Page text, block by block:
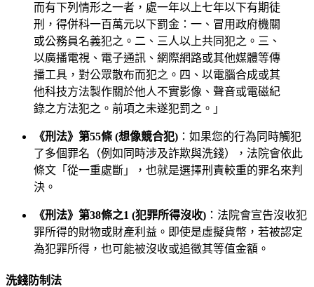
而有下列情形之一者，處一年以上七年以下有期徒
刑，得併科一百萬元以下罰金：一、冒用政府機關
或公務員名義犯之。二、三人以上共同犯之。三、
以廣播電視、電子通訊、網際網路或其他媒體等傳
播工具，對公眾散布而犯之。四、以電腦合成或其
他科技方法製作關於他人不實影像、聲音或電磁紀
錄之方法犯之。前項之未遂犯罰之。」
《刑法》第55條 (想像競合犯) ：如果您的行為同時觸犯
了多個罪名（例如同時涉及詐欺與洗錢），法院會依此
條文「從一重處斷」，也就是選擇刑責較重的罪名來判
決。
《刑法》第38條之1 (犯罪所得沒收) ：法院會宣告沒收犯
罪所得的財物或財產利益。即使是虛擬貨幣，若被認定
為犯罪所得，也可能被沒收或追徵其等值金額。
洗錢防制法